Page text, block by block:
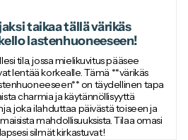
taikaa tällä värikäs
lastenhuoneeseen!
tila, jossa mielikuvitus pääsee
lentää korkealle. Tämä **värikäs
on täydellinen tapa
charmia ja käytännöllisyyttä
joka ilahduttaa päivästä toiseen ja
mahdollisuuksista. Tilaa omasi
silmät kirkastuvat!